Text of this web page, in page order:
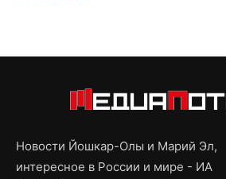
Новости Йошкар-Олы и Марий Эл,
интересное в России и мире - ИА